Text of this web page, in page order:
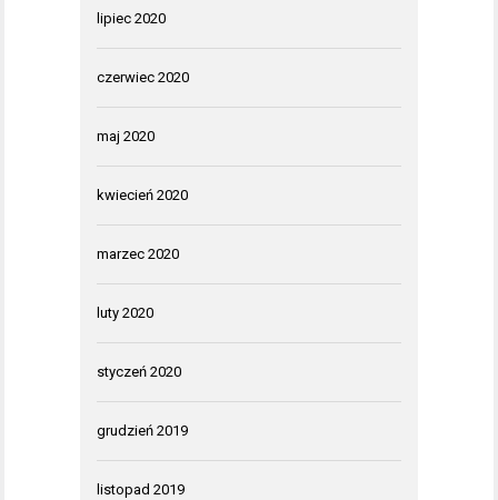
lipiec 2020
czerwiec 2020
maj 2020
kwiecień 2020
marzec 2020
luty 2020
styczeń 2020
grudzień 2019
listopad 2019